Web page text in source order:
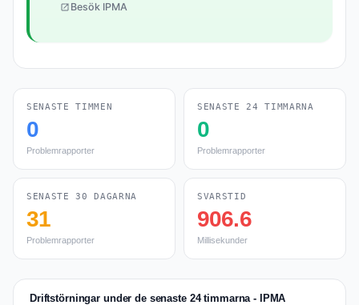
Besök IPMA
SENASTE TIMMEN
0
Problemrapporter
SENASTE 24 TIMMARNA
0
Problemrapporter
SENASTE 30 DAGARNA
31
Problemrapporter
SVARSTID
906.6
Millisekunder
Driftstörningar under de senaste 24 timmarna - IPMA